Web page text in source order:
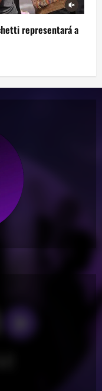
representará a